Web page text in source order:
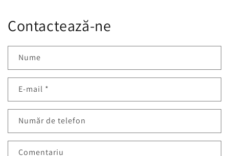
Contactează-ne
Nume
E-mail *
Număr de telefon
Comentariu